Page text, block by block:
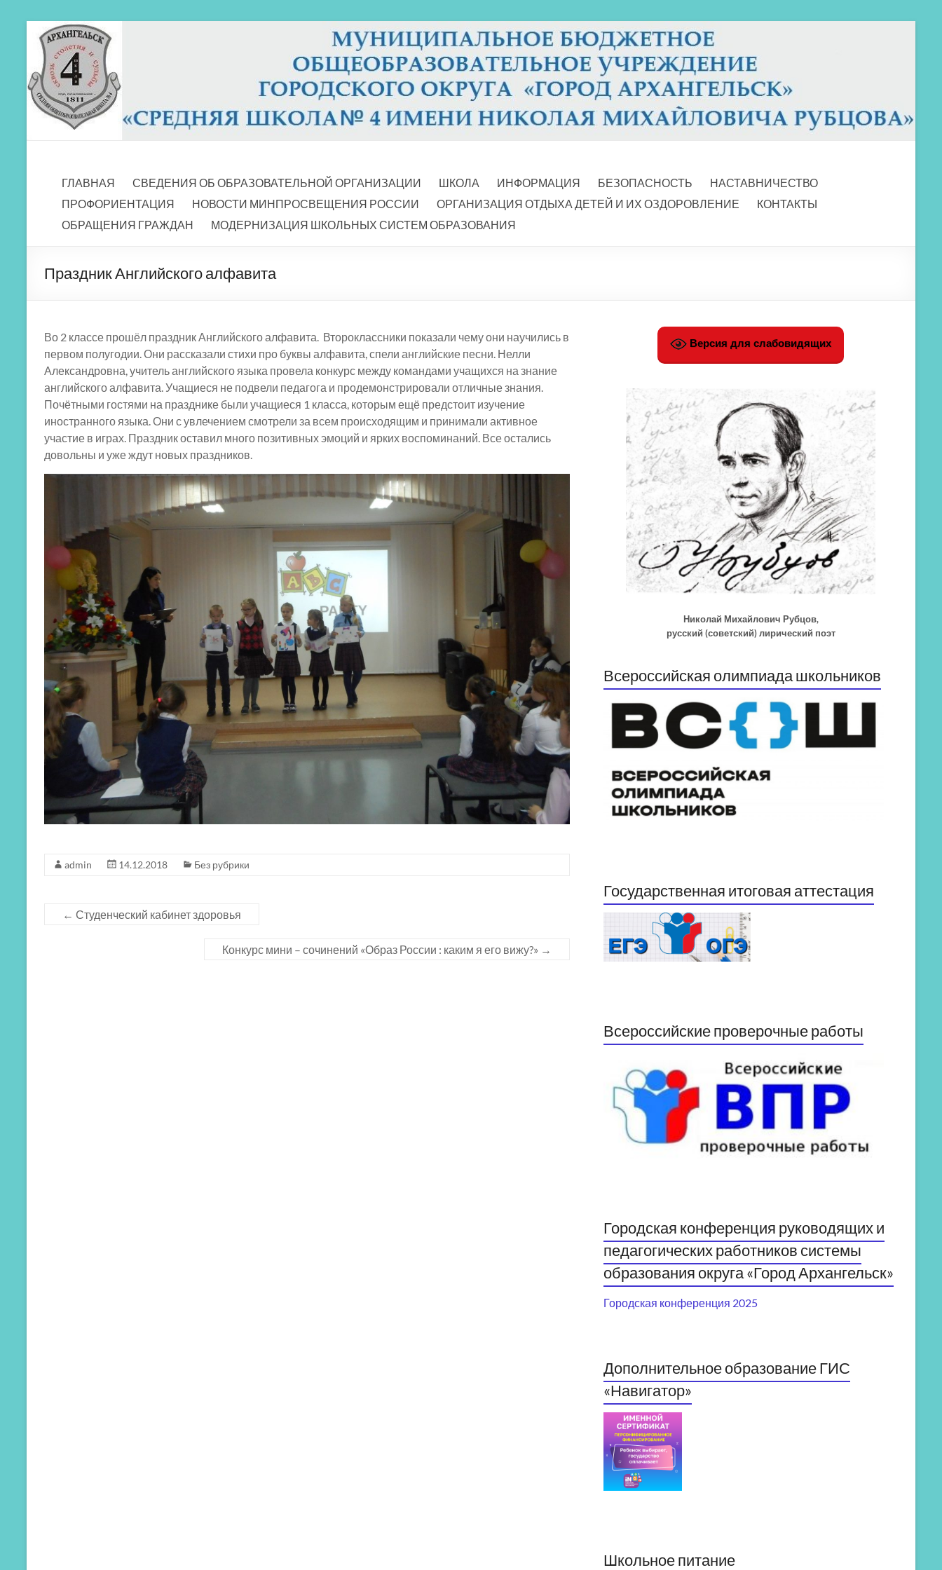
Перейти
содержимому
МБОУ СШ 4
ГЛАВНАЯ
СВЕДЕНИЯ ОБ ОБРАЗОВАТЕЛЬНОЙ ОРГАНИЗАЦИИ ШКОЛА ИНФОРМАЦИЯ БЕЗОПАСНОСТЬ
НАСТАВНИЧЕСТВО
ПРОФОРИЕНТАЦИЯ
НОВОСТИ МИНПРОСВЕЩЕНИЯ РОССИИ ОРГАНИЗАЦИЯ ОТДЫХА ДЕТЕЙ И ИХ ОЗДОРОВЛЕНИЕ
КОНТАКТЫ
ОБРАЩЕНИЯ ГРАЖДАН
МОДЕРНИЗАЦИЯ ШКОЛЬНЫХ СИСТЕМ ОБРАЗОВАНИЯ
Праздник Английского алфавита
Во 2 классе прошёл праздник Английского алфавита. Второклассники показали чему они научились в
первом полугодии. Они рассказали стихи про буквы алфавита, спели английские песни. Нелли
Александровна, учитель английского языка провела конкурс между командами учащихся на знание
английского алфавита. Учащиеся не подвели педагога и продемонстрировали отличные знания.
Почётными гостями на празднике были учащиеся 1 класса, которым ещё предстоит изучение
иностранного языка. Они с увлечением смотрели за всем происходящим и принимали активное
участие в играх. Праздник оставил много позитивных эмоций и ярких воспоминаний. Все остались
довольны и уже ждут новых праздников.
admin 14.12.2018 Без рубрики
← Студенческий кабинет здоровья
Конкурс мини – сочинений «Образ России : каким я его вижу?» →
Версия для слабовидящих
Николай Михайлович Рубцов,
русский (советский) лирический поэт
Всероссийская олимпиада школьников
Государственная итоговая аттестация
Всероссийские проверочные работы
Городская конференция руководящих и
педагогических работников системы
образования округа «Город Архангельск»
Городская конференция 2025
Дополнительное образование ГИС
«Навигатор»
Школьное питание